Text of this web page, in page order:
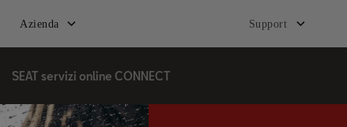
Azienda Support
SEAT servizi online CONNECT